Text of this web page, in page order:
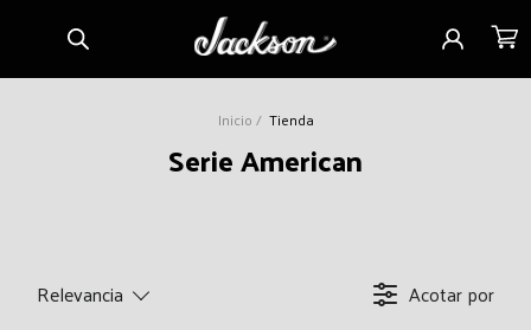
directamente
al contenido
Iniciar
sesión
Carrito
Inicio Tienda
C
Serie American
Relevancia
Acotar por